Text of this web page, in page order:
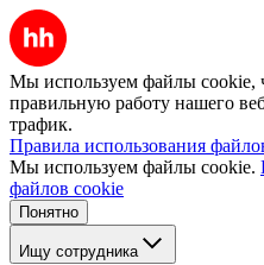
Мы используем файлы cookie,
правильную работу нашего
трафик.
Правила использования
Мы используем файлы cookie.
файлов cookie
Понятно
Ищу сотрудника